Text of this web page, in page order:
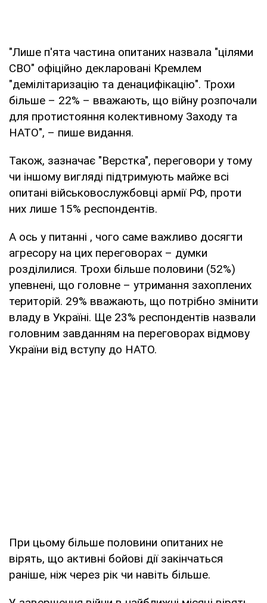
"Лише п'ята частина опитаних назвала "цілями
СВО" офіційно декларовані Кремлем
"демілітаризацію та денацифікацію". Трохи
більше – 22% – вважають, що війну розпочали
для протистояння колективному Заходу та
НАТО", – пише видання.
Також, зазначає "Верстка", переговори у тому
чи іншому вигляді підтримують майже всі
опитані військовослужбовці армії РФ, проти
них лише 15% респондентів.
А ось у питанні , чого саме важливо досягти
агресору на цих переговорах – думки
розділилися. Трохи більше половини (52%)
упевнені, що головне – утримання захоплених
територій. 29% вважають, що потрібно змінити
владу в Україні. Ще 23% респондентів назвали
головним завданням на переговорах відмову
України від вступу до НАТО.
При цьому більше половини опитаних не
вірять, що активні бойові дії закінчаться
раніше, ніж через рік чи навіть більше.